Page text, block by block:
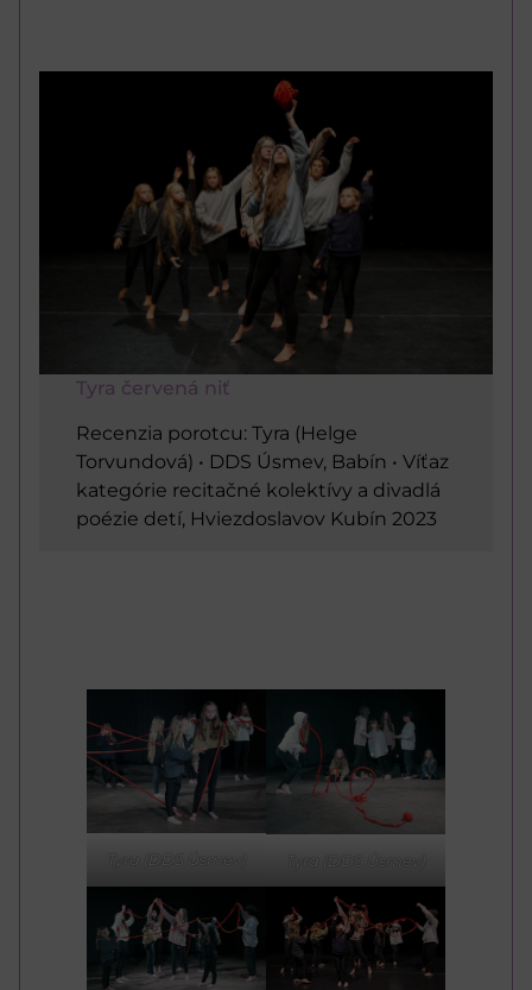
Tyra červená niť
Recenzia porotcu: Tyra (Helge
Torvundová) • DDS Úsmev, Babín • Víťaz
kategórie recitačné kolektívy a divadlá
poézie detí, Hviezdoslavov Kubín 2023
Tyra (DDS Úsmev) Tyra (DDS Úsmev)